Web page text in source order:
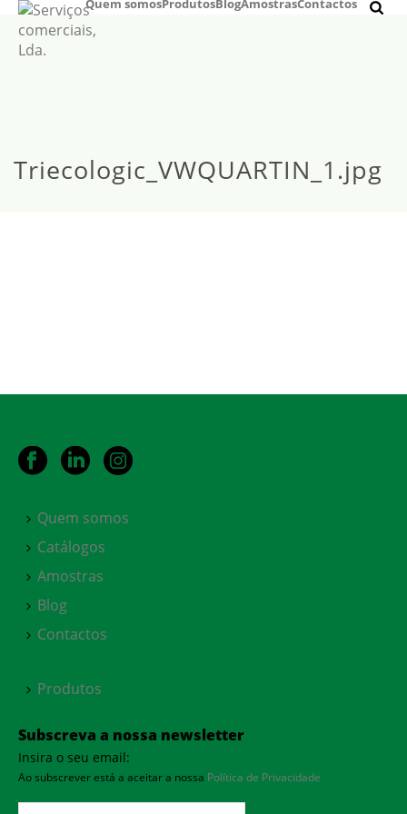
Quem somosProdutosBlogAmostrasContactos
Triecologic_VWQUARTIN_1.jpg
Quem somos
Catálogos
Amostras
Blog
Contactos
Produtos
Subscreva a nossa newsletter
Insira o seu email:
Ao subscrever está a aceitar a nossa Política de Privacidade